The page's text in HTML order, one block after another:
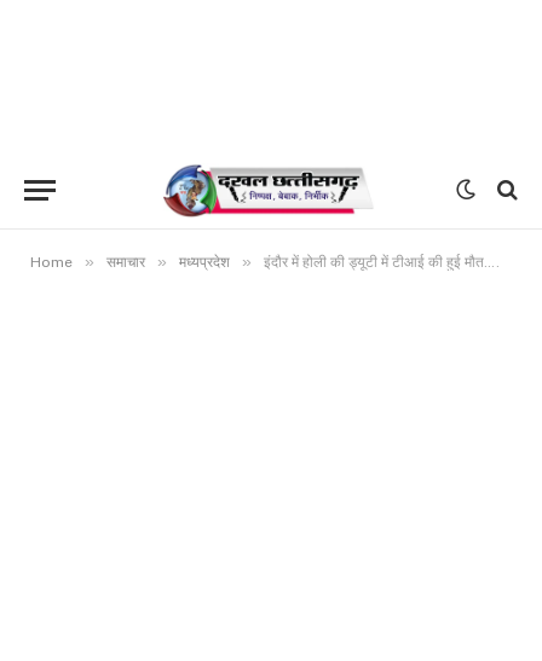
Home » समाचार » मध्यप्रदेश » इंदौर में होली की ड्यूटी में टीआई की हुई मौत….